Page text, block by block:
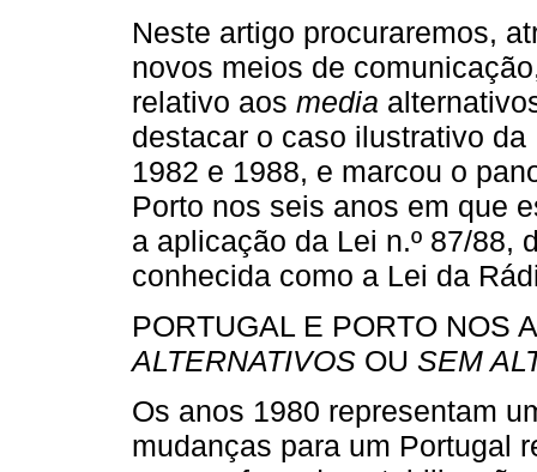
Neste artigo procuraremos,
novos meios de
relativo aos media
destacar o caso ilustrativo
1982 e 1988, e marcou o
Porto nos seis anos em que
a aplicação da Lei n.º 87/88,
conhecida como a Lei da
PORTUGAL E PORTO NOS
ALTERNATIVOS OU SEM
Os anos 1980 representam
mudanças para um Portugal